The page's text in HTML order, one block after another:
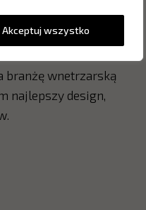
Akceptuj wszystko
znaczeniu
w budowaniu jakości
branżę wnetrzarską
najlepszy design,